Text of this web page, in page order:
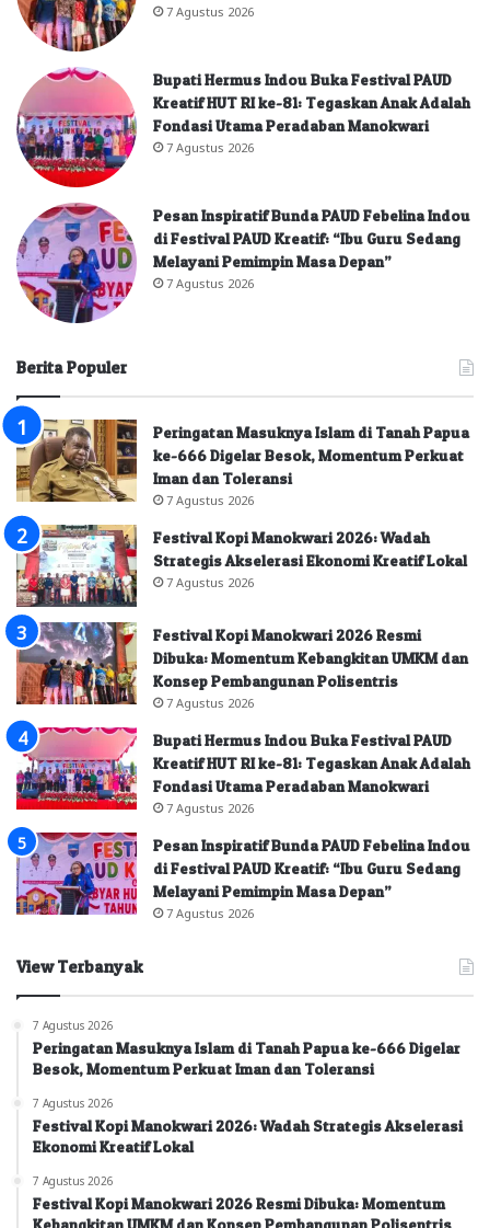
7 Agustus 2026
Bupati Hermus Indou Buka Festival PAUD
Kreatif HUT RI ke-81: Tegaskan Anak Adalah
Fondasi Utama Peradaban Manokwari
7 Agustus 2026
Pesan Inspiratif Bunda PAUD Febelina Indou
di Festival PAUD Kreatif: “Ibu Guru Sedang
Melayani Pemimpin Masa Depan”
7 Agustus 2026
Berita Populer
Peringatan Masuknya Islam di Tanah Papua
ke-666 Digelar Besok, Momentum Perkuat
Iman dan Toleransi
7 Agustus 2026
Festival Kopi Manokwari 2026: Wadah
Strategis Akselerasi Ekonomi Kreatif Lokal
7 Agustus 2026
Festival Kopi Manokwari 2026 Resmi
Dibuka: Momentum Kebangkitan UMKM dan
Konsep Pembangunan Polisentris
7 Agustus 2026
Bupati Hermus Indou Buka Festival PAUD
Kreatif HUT RI ke-81: Tegaskan Anak Adalah
Fondasi Utama Peradaban Manokwari
7 Agustus 2026
Pesan Inspiratif Bunda PAUD Febelina Indou
di Festival PAUD Kreatif: “Ibu Guru Sedang
Melayani Pemimpin Masa Depan”
7 Agustus 2026
View Terbanyak
7 Agustus 2026
Peringatan Masuknya Islam di Tanah Papua ke-666 Digelar
Besok, Momentum Perkuat Iman dan Toleransi
7 Agustus 2026
Festival Kopi Manokwari 2026: Wadah Strategis Akselerasi
Ekonomi Kreatif Lokal
7 Agustus 2026
Festival Kopi Manokwari 2026 Resmi Dibuka: Momentum
Kebangkitan UMKM dan Konsep Pembangunan Polisentris